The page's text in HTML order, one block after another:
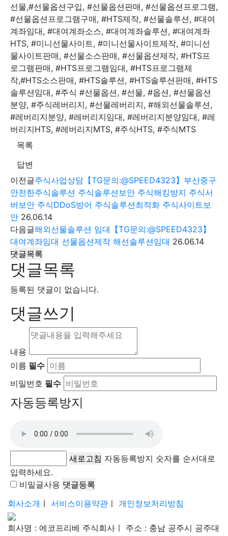
선물,#선물옵션구입, #선물옵션판매, #선물옵션프로그램,
#선물옵션프로그램구매, #HTS제작, #선물솔루션, #대여
계좌임대, #대여계좌소스, #대여계좌솔루션, #대여계좌
HTS, #미니선물사이트, #미니선물사이트제작, #미니선
물사이트판매, #선물소스판매, #선물옵션제작, #HTS프
로그램판매, #HTS프로그램임대, #HTS프로그램제
작,#HTS소스판매, #HTS솔루션, #HTS솔루션판매, #HTS
솔루션임대, #주식 #선물옵션, #선물, #옵션, #선물옵션
분양, #주식레버리지, #선물레버리지, #해외선물솔루션,
#레버리지분양, #레버리지임대, #레버리지분양임대, #레
버리지HTS, #레버리지MTS, #주식HTS, #주식MTS
목록
답변
이전글주식사업상담【TG문의:@SPEED4323】부산중구
안전한주식솔루션 주식솔루션보안 주식해킹방지 주식서
버보안 주식DDoS방어 주식솔루션최적화 주식사이트보
안 26.06.14
다음글해외선물솔루션 임대【TG문의:@SPEED4323】
대여계좌임대 선물옵션제작 해선솔루션임대 26.06.14
댓글목록
댓글목록
등록된 댓글이 없습니다.
댓글쓰기
내용
이름 필수
비밀번호 필수
자동등록방지
새로고침 자동등록방지 숫자를 순서대로
입력하세요.
비밀글사용
회사소개 ㅣ 서비스이용약관 ㅣ 개인정보처리방침
회사명 : 에코프리베 주식회사 ㅣ
주소 : 충남 공주시 공주대